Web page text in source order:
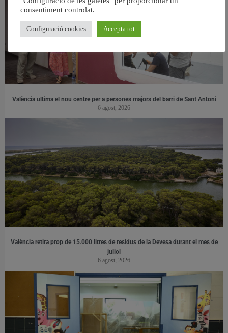
València ultima el nou centre per a persones majors del barri de Sant Antoni
6 agost, 2026
València retira prop de 15.000 litres de residus de la Devesa durant el mes de
juliol
6 agost, 2026
consentiment controlat.
Configuració cookies Accepta tot